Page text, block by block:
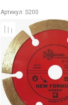
Артикул: S200